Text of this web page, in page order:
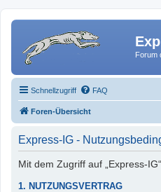
Forum
Schnellzugriff FAQ
Foren-Übersicht
Express-IG -
Mit dem Zugriff auf „Express-
1. NUTZUNGSVERTRAG